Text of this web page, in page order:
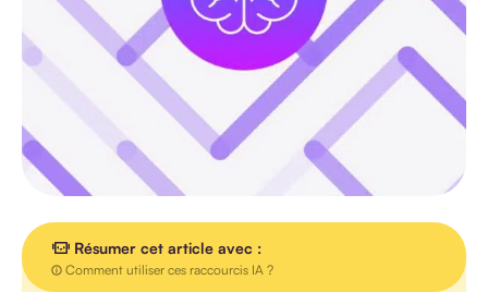
AGENDA
INTERVIEW
VIDEO
Résumer cet article avec :
Comment utiliser ces raccourcis IA ?